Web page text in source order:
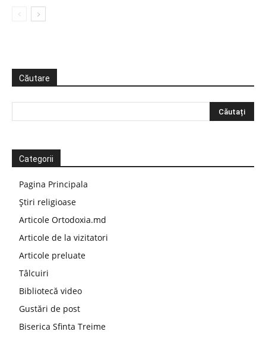
Căutare
Categorii
Pagina Principala
Știri religioase
Articole Ortodoxia.md
Articole de la vizitatori
Articole preluate
Tâlcuiri
Bibliotecă video
Gustări de post
Biserica Sfinta Treime